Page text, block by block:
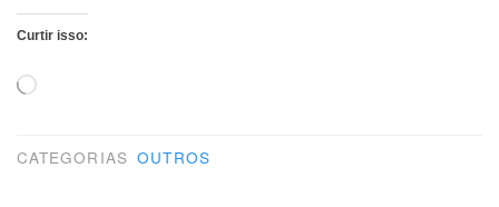
Curtir isso:
Carregando...
CATEGORIAS OUTROS